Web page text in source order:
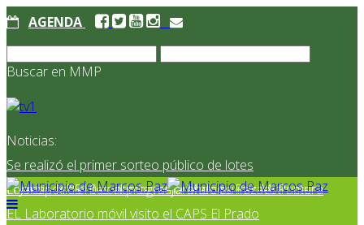
AGENDA
Buscar en MMP
Noticias:
Se realizó el primer sorteo público de lotes
correspondientes al programa Marcos Paz Mi Primer
El Jardín N° 910 continúa mejorando su infraestructura
EL Laboratorio móvil visito el CAPS El Prado